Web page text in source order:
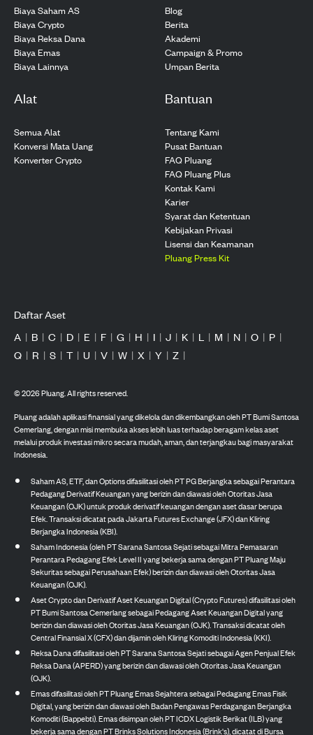
Biaya Saham AS
Biaya Crypto
Biaya Reksa Dana
Biaya Emas
Biaya Lainnya
Blog
Berita
Akademi
Campaign & Promo
Umpan Berita
Alat
Semua Alat
Konversi Mata Uang
Konverter Crypto
Bantuan
Tentang Kami
Pusat Bantuan
FAQ Pluang
FAQ Pluang Plus
Kontak Kami
Karier
Syarat dan Ketentuan
Kebijakan Privasi
Lisensi dan Keamanan
Pluang Press Kit
Daftar Aset
A | B | C | D | E | F | G | H | I | J | K | L | M | N | O | P |
Q | R | S | T | U | V | W | X | Y | Z |
©2026Pluang. All rights reserved.
Pluang adalah aplikasi finansial yang dikelola dan dikembangkan oleh PT Bumi Santosa
Cemerlang, dengan misi membuka akses lebih luas terhadap beragam kelas aset
melalui produk investasi mikro secara mudah, aman, dan terjangkau bagi masyarakat
Indonesia.
Saham AS, ETF, dan Options difasilitasi oleh PT PG Berjangka sebagai Perantara
Pedagang Derivatif Keuangan yang berizin dan diawasi oleh Otoritas Jasa
Keuangan (OJK) untuk produk derivatif keuangan dengan aset dasar berupa
Efek. Transaksi dicatat pada Jakarta Futures Exchange (JFX) dan Kliring
Berjangka Indonesia (KBI).
Saham Indonesia (oleh PT Sarana Santosa Sejati sebagai Mitra Pemasaran
Perantara Pedagang Efek Level II yang bekerja sama dengan PT Pluang Maju
Sekuritas sebagai Perusahaan Efek) berizin dan diawasi oleh Otoritas Jasa
Keuangan (OJK).
Aset Crypto dan Derivatif Aset Keuangan Digital (Crypto Futures) difasilitasi oleh
PT Bumi Santosa Cemerlang sebagai Pedagang Aset Keuangan Digital yang
berizin dan diawasi oleh Otoritas Jasa Keuangan (OJK). Transaksi dicatat oleh
Central Finansial X (CFX) dan dijamin oleh Kliring Komoditi Indonesia (KKI).
Reksa Dana difasilitasi oleh PT Sarana Santosa Sejati sebagai Agen Penjual Efek
Reksa Dana (APERD) yang berizin dan diawasi oleh Otoritas Jasa Keuangan
(OJK).
Emas difasilitasi oleh PT Pluang Emas Sejahtera sebagai Pedagang Emas Fisik
Digital, yang berizin dan diawasi oleh Badan Pengawas Perdagangan Berjangka
Komoditi (Bappebti). Emas disimpan oleh PT ICDX Logistik Berikat (ILB) yang
bekerja sama dengan PT Brinks Solutions Indonesia (Brink's), dicatat di Bursa